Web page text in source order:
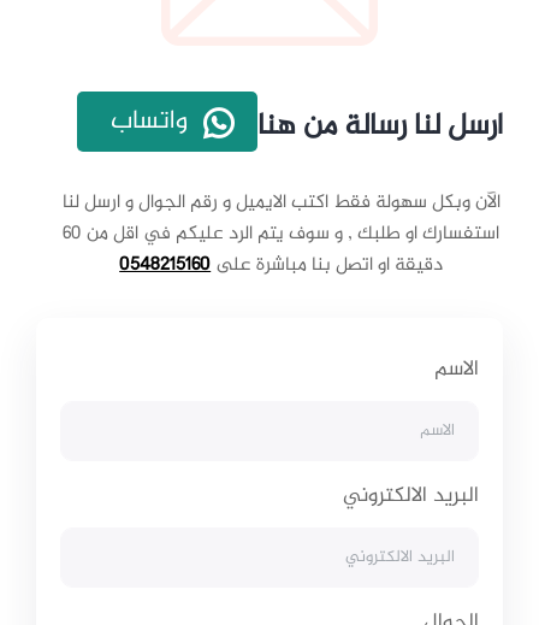
ارسل لنا رسالة من هنا واتساب
الآن وبكل سهولة فقط اكتب الايميل و رقم الجوال و ارسل لنا
استفسارك او طلبك , و سوف يتم الرد عليكم في اقل من 60
دقيقة او اتصل بنا مباشرة على0548215160
الاسم
البريد الالكتروني